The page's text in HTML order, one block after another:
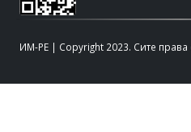
ИМ-РЕ | Copyright 2023. Сите права